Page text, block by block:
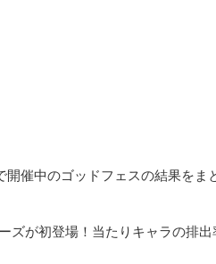
催中のゴッドフェスの結果をま
ズが初登場！当たりキャラの排